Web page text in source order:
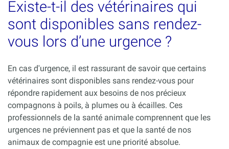
Existe-t-il des vétérinaires qui
sont disponibles sans rendez-
vous lors d’une urgence ?
En cas d'urgence, il est rassurant de savoir que certains
vétérinaires sont disponibles sans rendez-vous pour
répondre rapidement aux besoins de nos précieux
compagnons à poils, à plumes ou à écailles. Ces
professionnels de la santé animale comprennent que les
urgences ne préviennent pas et que la santé de nos
animaux de compagnie est une priorité absolue.